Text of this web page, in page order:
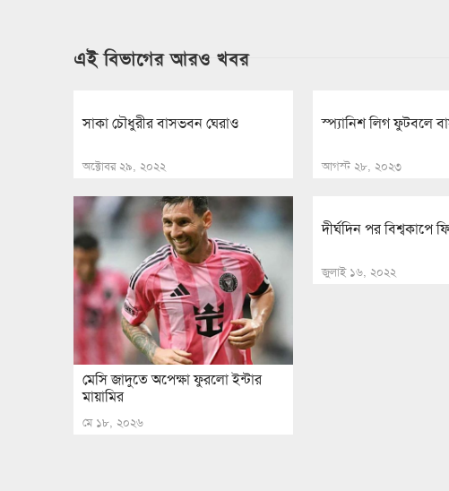
এই বিভাগের আরও খবর
সাকা চৌধুরীর বাসভবন ঘেরাও
অক্টোবর ২৯, ২০২২
স্প্যানিশ লিগ ফুটবলে
আগস্ট ২৮, ২০২৩
মেসি জাদুতে অপেক্ষা ফুরলো ইন্টার
মায়ামির
মে ১৮, ২০২৬
দীর্ঘদিন পর বিশ্বকাপে
জুলাই ১৬, ২০২২